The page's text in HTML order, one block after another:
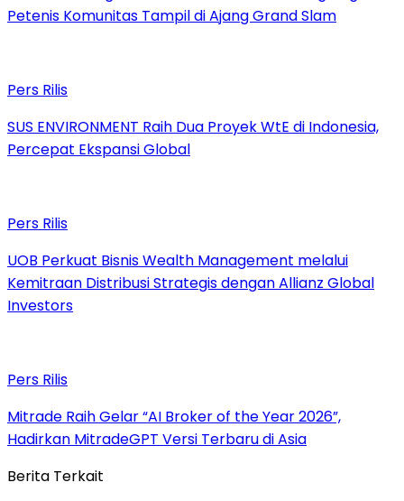
Petenis Komunitas Tampil di Ajang Grand Slam
Pers Rilis
SUS ENVIRONMENT Raih Dua Proyek WtE di Indonesia,
Percepat Ekspansi Global
Pers Rilis
UOB Perkuat Bisnis Wealth Management melalui
Kemitraan Distribusi Strategis dengan Allianz Global
Investors
Pers Rilis
Mitrade Raih Gelar “AI Broker of the Year 2026”,
Hadirkan MitradeGPT Versi Terbaru di Asia
Berita Terkait